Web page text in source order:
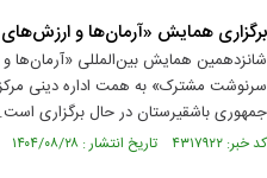
برگزاری همایش «آرمان‌ها و
شانزدهمین همایش بین‌المللی «آرمان‌ها
سرنوشت مشترک» به همت اداره دینی
جمهوری باشقیرستان در حال برگزاری است.
کد خبر: ۴۳۱۷۹۲۲ تاریخ انتشار : ۱۴۰۴/۰۸/۲۸